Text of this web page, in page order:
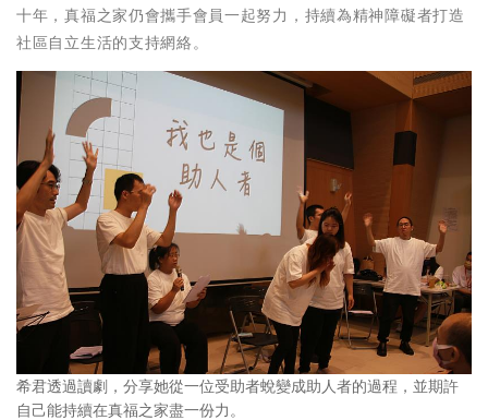
十年，真福之家仍會攜手會員一起努力，持續為精神障礙者打造
社區自立生活的支持網絡。
希君透過讀劇，分享她從一位受助者蛻變成助人者的過程，並期許
自己能持續在真福之家盡一份力。